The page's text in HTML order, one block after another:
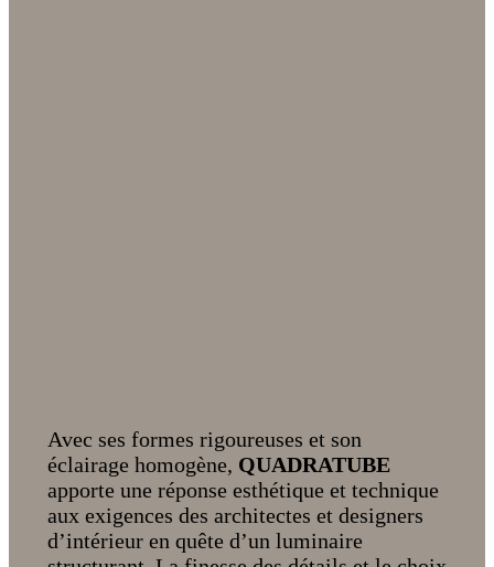
Avec ses formes rigoureuses et son
éclairage homogène, QUADRATUBE
apporte une réponse esthétique et technique
aux exigences des architectes et designers
d’intérieur en quête d’un luminaire